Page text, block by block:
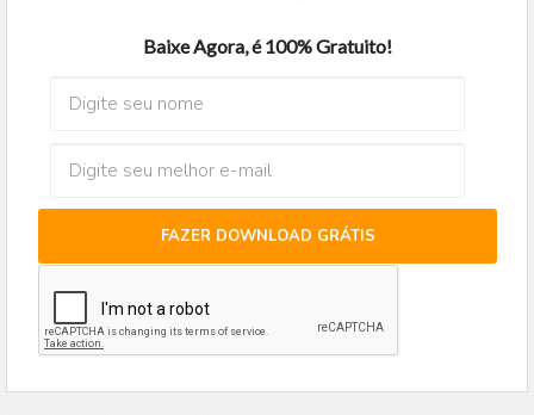
Baixe Agora, é 100% Gratuito!
FAZER DOWNLOAD GRÁTIS